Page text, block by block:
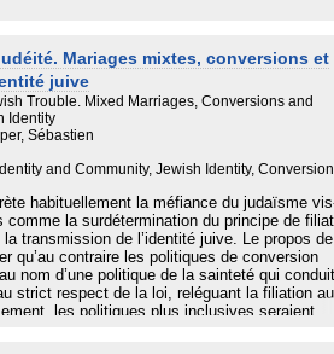
This article will argue that the transition from a
to one of internal proselytism not only did
but on the contrary largely contributed to
organization thanks to a French-speaking
seeking to transform this religious mobility
by encouraging converts to move to Israel.
Mariages mixtes, conversions et
juive
Trouble. Mixed Marriages, Conversions and
Identity
Sébastien
and Community, Jewish Identity,
habituellement la méfiance du judaïsme
comme la surdétermination du principe de
transmission de l’identité juive. Le propos
qu’au contraire les politiques de conversion
nom d’une politique de la sainteté qui
strict respect de la loi, reléguant la filiation au
les politiques plus inclusives seraient